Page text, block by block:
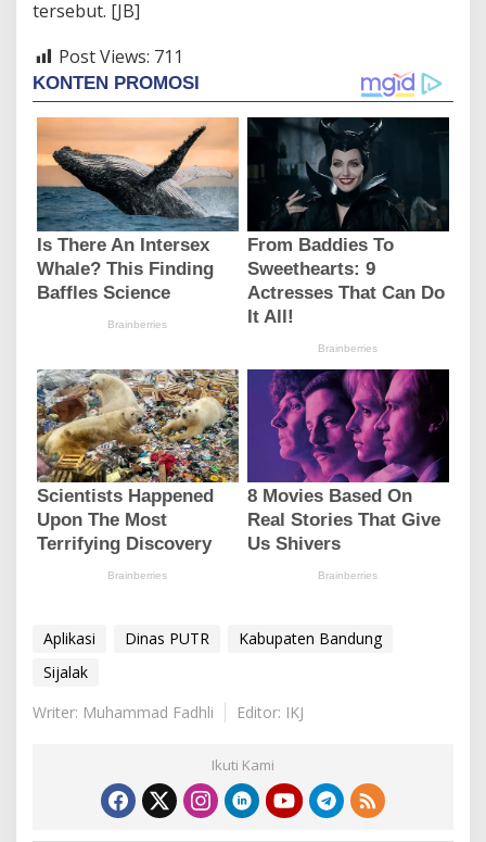
tersebut. [JB]
Post Views: 711
Aplikasi Dinas PUTR
Kabupaten Bandung
Sijalak
Writer: Muhammad Fadhli
Editor: IKJ
Ikuti Kami